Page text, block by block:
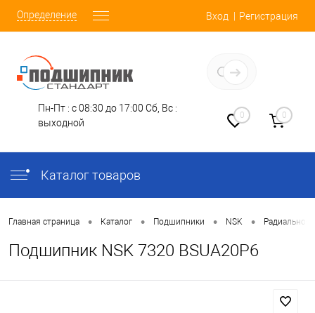
Определение Вход Регистрация
Пн-Пт : с 08:30 до 17:00 Сб, Вс :
выходной
0 0
Каталог товаров
Главная страница • Каталог • Подшипники • NSK • Радиально-
Подшипник NSK 7320 BSUA20P6